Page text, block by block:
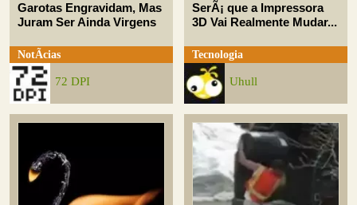
Garotas Engravidam, Mas
Juram Ser Ainda Virgens
NotÃ­cias
72 DPI
SerÃ¡ que a Impressora
3D Vai Realmente Mudar...
Tecnologia
Uhull